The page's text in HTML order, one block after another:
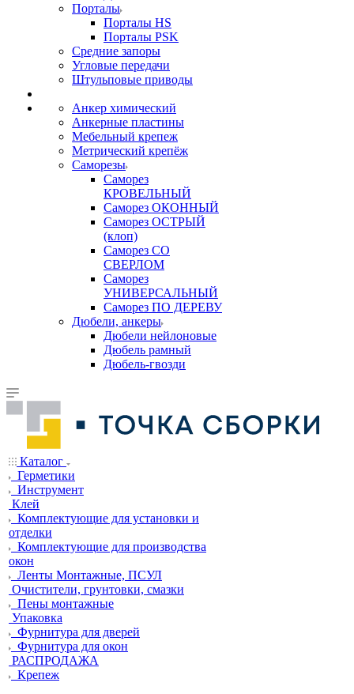
Порталы
Порталы HS
Порталы PSK
Средние запоры
Угловые передачи
Штульповые приводы
Анкер химический
Анкерные пластины
Мебельный крепеж
Метрический крепёж
Саморезы
Саморез
КРОВЕЛЬНЫЙ
Саморез ОКОННЫЙ
Саморез ОСТРЫЙ
(клоп)
Саморез СО
СВЕРЛОМ
Саморез
УНИВЕРСАЛЬНЫЙ
Саморез ПО ДЕРЕВУ
Дюбели, анкеры
Дюбели нейлоновые
Дюбель рамный
Дюбель-гвозди
Каталог
Герметики
Инструмент
Клей
Комплектующие для установки и
отделки
Комплектующие для производства
окон
Ленты Монтажные, ПСУЛ
Очистители, грунтовки, смазки
Пены монтажные
Упаковка
Фурнитура для дверей
Фурнитура для окон
РАСПРОДАЖА
Крепеж